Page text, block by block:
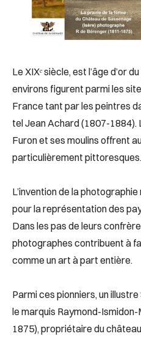
Le XIXᵉ siècle, est l’âge d’or
environs figurent parmi les
France tant par les peintres
tel Jean Achard (1807-1884).
Furon et ses moulins offrent
particulièrement pittoresques.
L’invention de la
pour la représentation des
Dans les pas de leurs
photographes contribuent à
comme un art à part entière.
Parmi ces pionniers, un
le marquis Raymond-
1875), propriétaire du